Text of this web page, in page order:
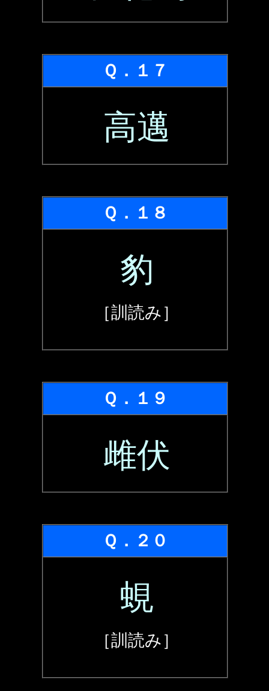
Ｑ．１７
高邁
Ｑ．１８
豹
［訓読み］
Ｑ．１９
雌伏
Ｑ．２０
蜆
［訓読み］